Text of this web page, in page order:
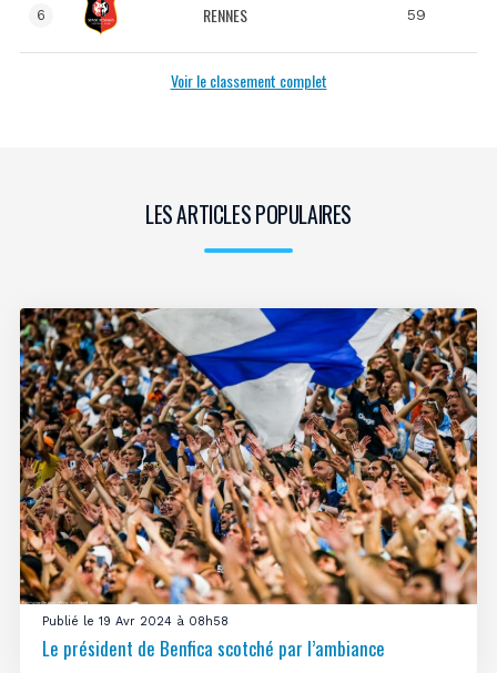
6 RENNES 59
Voir le classement complet
LES ARTICLES POPULAIRES
Publié le 19 Avr 2024 à 08h58
Le président de Benfica scotché par l’ambiance